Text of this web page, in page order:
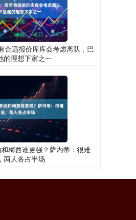
合适报价库库会考虑离队，巴
的理想下家之一
梅西谁更强？萨内蒂：很难
两人各占半场